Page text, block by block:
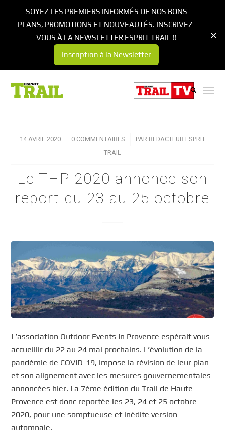
14 AVRIL 2020
/ 0 COMMENTAIRES
/ PAR REDACTEUR ESPRIT
TRAIL
Le THP 2020 annonce son
report du 23 au 25 octobre
L’association Outdoor Events In Provence espérait vous
accueillir du 22 au 24 mai prochains. L’évolution de la
pandémie de COVID-19, impose la révision de leur plan
et son alignement avec les mesures gouvernementales
annoncées hier. La 7ème édition du Trail de Haute
Provence est donc reportée les 23, 24 et 25 octobre
2020, pour une somptueuse et inédite version
automnale.
SOYEZ LES PREMIERS INFORMÉS DE NOS BONS
PLANS, PROMOTIONS ET NOUVEAUTÉS. INSCRIVEZ-
VOUS À LA NEWSLETTER ESPRIT TRAIL !!
Inscription à la Newsletter